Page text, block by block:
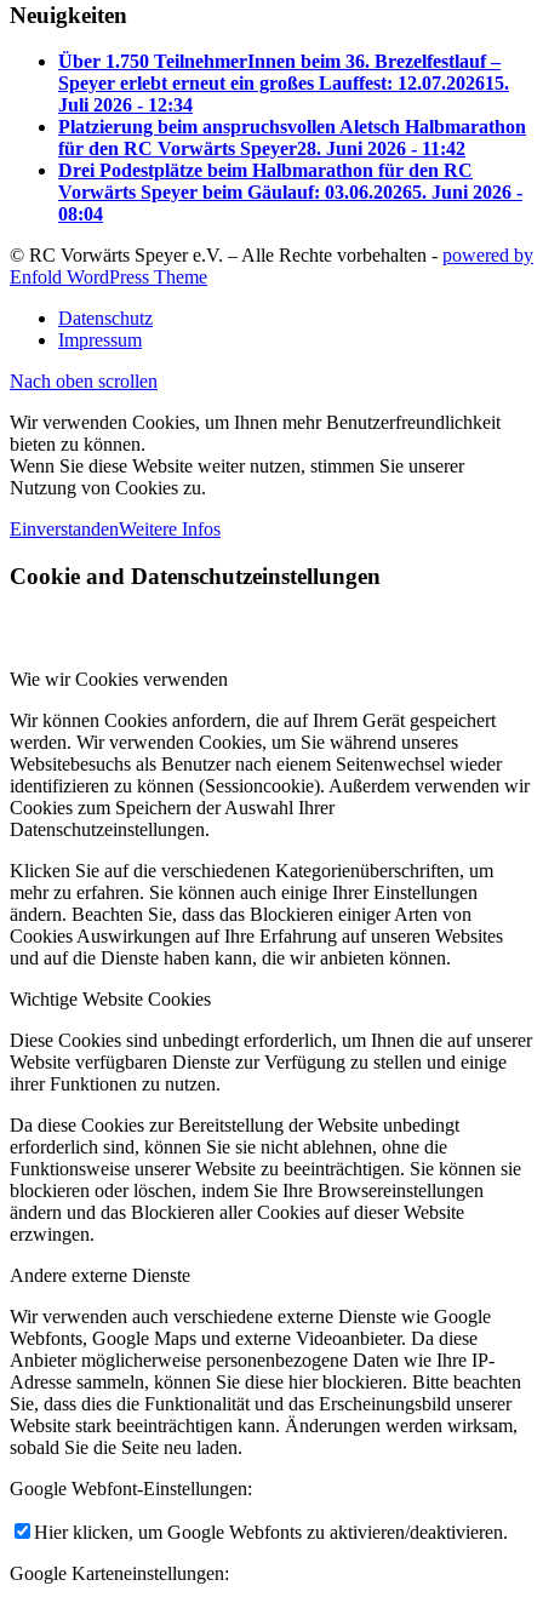
Neuigkeiten
Über 1.750 TeilnehmerInnen beim 36. Brezelfestlauf –
Speyer erlebt erneut ein großes Lauffest: 12.07.202615.
Juli 2026 - 12:34
Platzierung beim anspruchsvollen Aletsch Halbmarathon
für den RC Vorwärts Speyer28. Juni 2026 - 11:42
Drei Podestplätze beim Halbmarathon für den RC
Vorwärts Speyer beim Gäulauf: 03.06.20265. Juni 2026 -
08:04
© RC Vorwärts Speyer e.V. – Alle Rechte vorbehalten - powered by
Enfold WordPress Theme
Datenschutz
Impressum
Nach oben scrollen
Wir verwenden Cookies, um Ihnen mehr Benutzerfreundlichkeit
bieten zu können.
Wenn Sie diese Website weiter nutzen, stimmen Sie unserer
Nutzung von Cookies zu.
EinverstandenWeitere Infos
Cookie and Datenschutzeinstellungen
Wie wir Cookies verwenden
Wir können Cookies anfordern, die auf Ihrem Gerät gespeichert
werden. Wir verwenden Cookies, um Sie während unseres
Websitebesuchs als Benutzer nach eienem Seitenwechsel wieder
identifizieren zu können (Sessioncookie). Außerdem verwenden wir
Cookies zum Speichern der Auswahl Ihrer
Datenschutzeinstellungen.
Klicken Sie auf die verschiedenen Kategorienüberschriften, um
mehr zu erfahren. Sie können auch einige Ihrer Einstellungen
ändern. Beachten Sie, dass das Blockieren einiger Arten von
Cookies Auswirkungen auf Ihre Erfahrung auf unseren Websites
und auf die Dienste haben kann, die wir anbieten können.
Wichtige Website Cookies
Diese Cookies sind unbedingt erforderlich, um Ihnen die auf unserer
Website verfügbaren Dienste zur Verfügung zu stellen und einige
ihrer Funktionen zu nutzen.
Da diese Cookies zur Bereitstellung der Website unbedingt
erforderlich sind, können Sie sie nicht ablehnen, ohne die
Funktionsweise unserer Website zu beeinträchtigen. Sie können sie
blockieren oder löschen, indem Sie Ihre Browsereinstellungen
ändern und das Blockieren aller Cookies auf dieser Website
erzwingen.
Andere externe Dienste
Wir verwenden auch verschiedene externe Dienste wie Google
Webfonts, Google Maps und externe Videoanbieter. Da diese
Anbieter möglicherweise personenbezogene Daten wie Ihre IP-
Adresse sammeln, können Sie diese hier blockieren. Bitte beachten
Sie, dass dies die Funktionalität und das Erscheinungsbild unserer
Website stark beeinträchtigen kann. Änderungen werden wirksam,
sobald Sie die Seite neu laden.
Google Webfont-Einstellungen:
Hier klicken, um Google Webfonts zu aktivieren/deaktivieren.
Google Karteneinstellungen: